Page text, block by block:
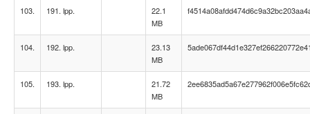
103. 191. lpp.
22.1
MB
104. 192. lpp.
23.13
MB
105. 193. lpp.
21.72
MB